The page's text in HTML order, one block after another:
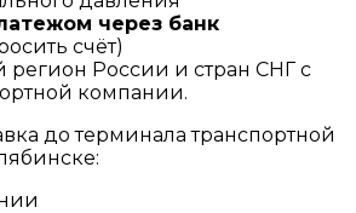
через банк
счёт)
регион России и стран СНГ с
компании.
до терминала транспортной